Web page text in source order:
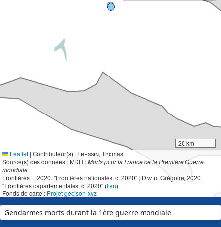
20 km
Leaflet | Contributeur(s) : Fressin, Thomas
Source(s) des données : MDH :Morts pour la France de la Première Guerre
mondiale
Frontières : , 2020. "Frontières nationales, c. 2020" ; David, Grégoire, 2020.
"Frontières départementales, c. 2020" (lien)
Fonds de carte : Projet geojson-xyz